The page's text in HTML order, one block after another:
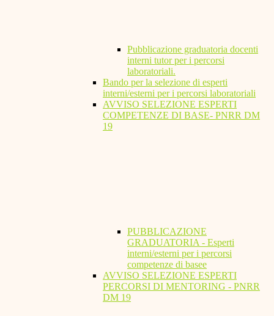
Pubblicazione graduatoria docenti
interni tutor per i percorsi
laboratoriali.
Bando per la selezione di esperti
interni/esterni per i percorsi laboratoriali
AVVISO SELEZIONE ESPERTI
COMPETENZE DI BASE- PNRR DM
19
PUBBLICAZIONE
GRADUATORIA - Esperti
interni/esterni per i percorsi
competenze di basee
AVVISO SELEZIONE ESPERTI
PERCORSI DI MENTORING - PNRR
DM 19